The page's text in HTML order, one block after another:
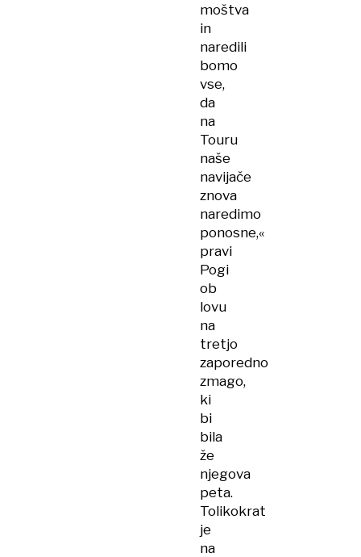
moštva
in
naredili
bomo
vse,
da
na
Touru
naše
navijače
znova
naredimo
ponosne,«
pravi
Pogi
ob
lovu
na
tretjo
zaporedno
zmago,
ki
bi
bila
že
njegova
peta.
Tolikokrat
je
na